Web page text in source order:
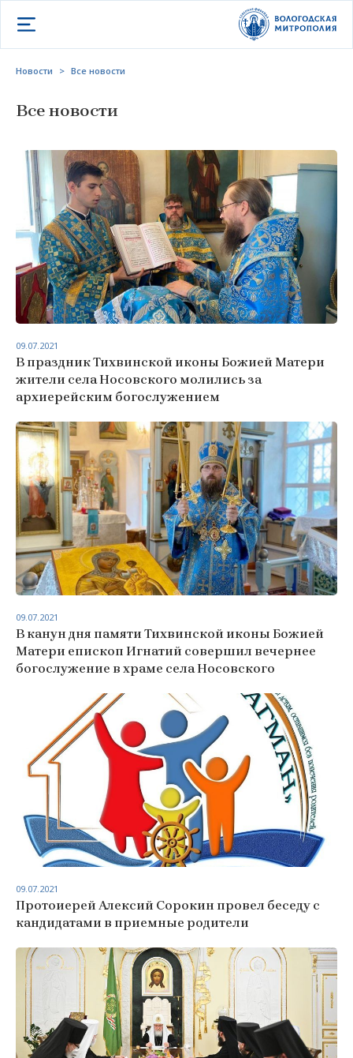
Открыть меню
Новости > Все новости
Все новости
В праздник Тихвинской иконы Божией Матери
жители села Носовского молились за
архиерейским богослужением
09.07.2021
В канун дня памяти Тихвинской иконы Божией
Матери епископ Игнатий совершил вечернее
богослужение в храме села Носовского
09.07.2021
Протоиерей Алексий Сорокин провел беседу с
кандидатами в приемные родители
09.07.2021